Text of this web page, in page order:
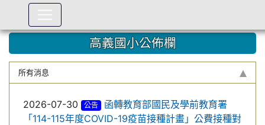
高義國小公佈欄
所有消息
2026-07-30 公告
函轉教育部國民及學前教育署
「114-115年度COVID-19疫苗接種計畫」公費接種對